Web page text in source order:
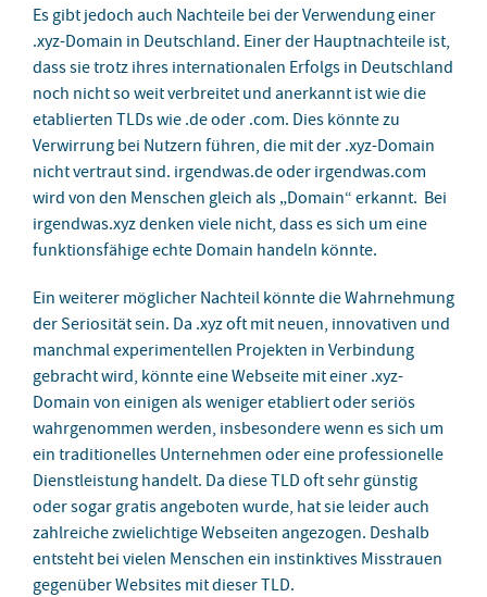
Es gibt jedoch auch Nachteile bei der Verwendung einer
.xyz-Domain in Deutschland. Einer der Hauptnachteile ist,
dass sie trotz ihres internationalen Erfolgs in Deutschland
noch nicht so weit verbreitet und anerkannt ist wie die
etablierten TLDs wie .de oder .com. Dies könnte zu
Verwirrung bei Nutzern führen, die mit der .xyz-Domain
nicht vertraut sind. irgendwas.de oder irgendwas.com
wird von den Menschen gleich als „Domain“ erkannt. Bei
irgendwas.xyz denken viele nicht, dass es sich um eine
funktionsfähige echte Domain handeln könnte.
Ein weiterer möglicher Nachteil könnte die Wahrnehmung
der Seriosität sein. Da .xyz oft mit neuen, innovativen und
manchmal experimentellen Projekten in Verbindung
gebracht wird, könnte eine Webseite mit einer .xyz-
Domain von einigen als weniger etabliert oder seriös
wahrgenommen werden, insbesondere wenn es sich um
ein traditionelles Unternehmen oder eine professionelle
Dienstleistung handelt. Da diese TLD oft sehr günstig
oder sogar gratis angeboten wurde, hat sie leider auch
zahlreiche zwielichtige Webseiten angezogen. Deshalb
entsteht bei vielen Menschen ein instinktives Misstrauen
gegenüber Websites mit dieser TLD.